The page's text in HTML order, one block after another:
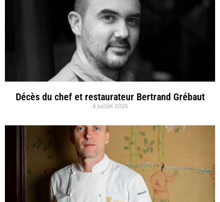
Décès du chef et restaurateur Bertrand Grébaut
4 juillet 2026